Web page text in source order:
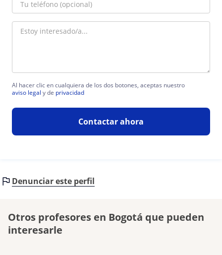
Al hacer clic en cualquiera de los dos botones, aceptas nuestro
aviso legal y de privacidad
Contactar ahora
Denunciar este perfil
Otros profesores en Bogotá que pueden
interesarle